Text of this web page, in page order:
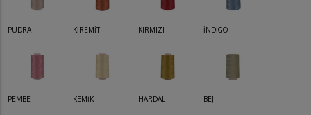
PUDRA KİREMİT KIRMIZI İNDİGO
PEMBE KEMİK HARDAL BEJ